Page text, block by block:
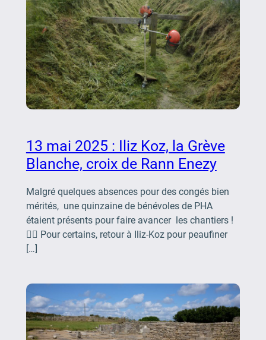
13 mai 2025 : Iliz Koz, la Grève
Blanche, croix de Rann Enezy
Malgré quelques absences pour des congés bien
mérités, une quinzaine de bénévoles de PHA
étaient présents pour faire avancer les chantiers !
👷‍♂️ Pour certains, retour à Iliz-Koz pour peaufiner
[…]